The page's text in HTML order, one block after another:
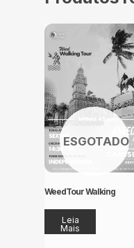
WeedTour Walking
Leia
Mais